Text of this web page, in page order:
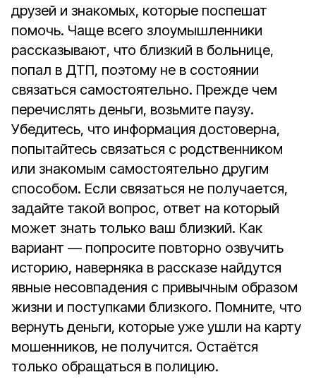
друзей и знакомых, которые поспешат
помочь. Чаще всего злоумышленники
рассказывают, что близкий в больнице,
попал в ДТП, поэтому не в состоянии
связаться самостоятельно. Прежде чем
перечислять деньги, возьмите паузу.
Убедитесь, что информация достоверна,
попытайтесь связаться с родственником
или знакомым самостоятельно другим
способом. Если связаться не получается,
задайте такой вопрос, ответ на который
может знать только ваш близкий. Как
вариант — попросите повторно озвучить
историю, наверняка в рассказе найдутся
явные несовпадения с привычным образом
жизни и поступками близкого. Помните, что
вернуть деньги, которые уже ушли на карту
мошенников, не получится. Остаётся
только обращаться в полицию.